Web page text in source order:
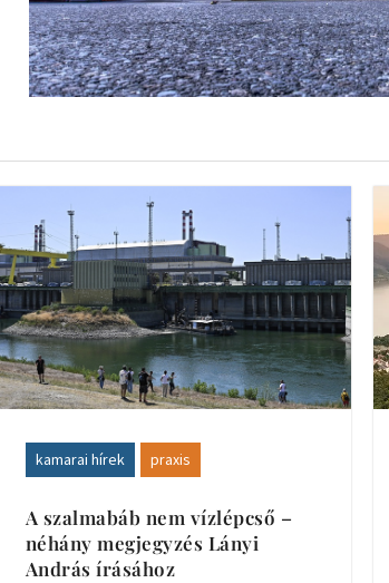
kamarai hírek praxis
A szalmabáb nem vízlépcső –
néhány megjegyzés Lányi
András írásához